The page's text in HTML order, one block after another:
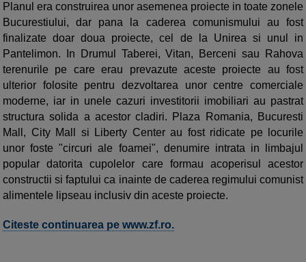
Planul era construirea unor asemenea proiecte in toate zonele
Bucurestiului, dar pana la caderea comunismului au fost
finalizate doar doua proiecte, cel de la Unirea si unul in
Pantelimon. In Drumul Taberei, Vitan, Berceni sau Rahova
terenurile pe care erau prevazute aceste proiecte au fost
ulterior folosite pentru dezvoltarea unor centre comerciale
moderne, iar in unele cazuri investitorii imobiliari au pastrat
structura solida a acestor cladiri. Plaza Romania, Bucuresti
Mall, City Mall si Liberty Center au fost ridicate pe locurile
unor foste "circuri ale foamei", denumire intrata in limbajul
popular datorita cupolelor care formau acoperisul acestor
constructii si faptului ca inainte de caderea regimului comunist
alimentele lipseau inclusiv din aceste proiecte.
Citeste continuarea pe www.zf.ro.